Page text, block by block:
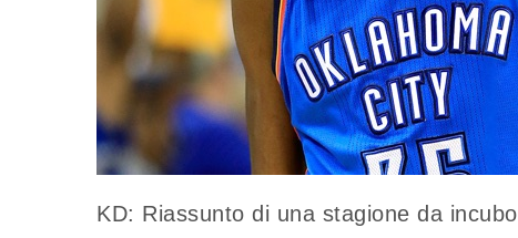
KD: Riassunto di una stagione da incubo